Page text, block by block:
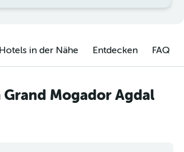
Hotels in der Nähe Entdecken FAQ
Grand Mogador Agdal